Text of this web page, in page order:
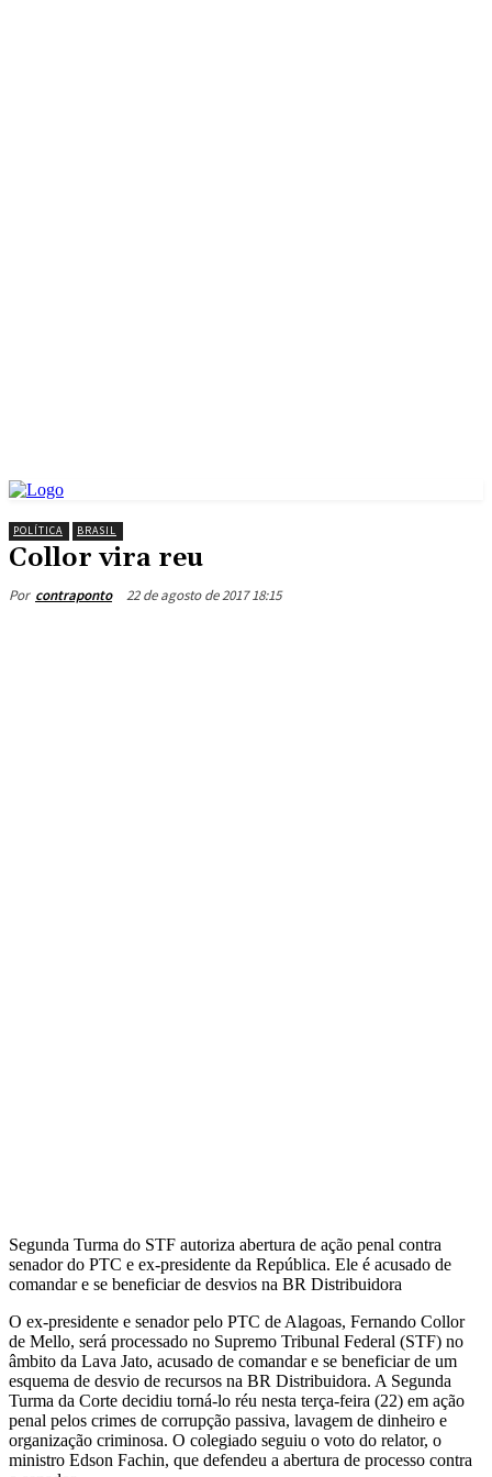
POLÍTICA BRASIL
Collor vira reu
Por contraponto 22 de agosto de 2017 18:15
Segunda Turma do STF autoriza abertura de ação penal contra
senador do PTC e ex-presidente da República. Ele é acusado de
comandar e se beneficiar de desvios na BR Distribuidora
O ex-presidente e senador pelo PTC de Alagoas, Fernando Collor
de Mello, será processado no Supremo Tribunal Federal (STF) no
âmbito da Lava Jato, acusado de comandar e se beneficiar de um
esquema de desvio de recursos na BR Distribuidora. A Segunda
Turma da Corte decidiu torná-lo réu nesta terça-feira (22) em ação
penal pelos crimes de corrupção passiva, lavagem de dinheiro e
organização criminosa. O colegiado seguiu o voto do relator, o
ministro Edson Fachin, que defendeu a abertura de processo contra